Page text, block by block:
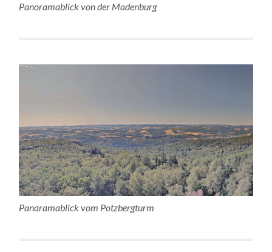
Panoramablick von der Madenburg
Panaramablick vom Potzbergturm